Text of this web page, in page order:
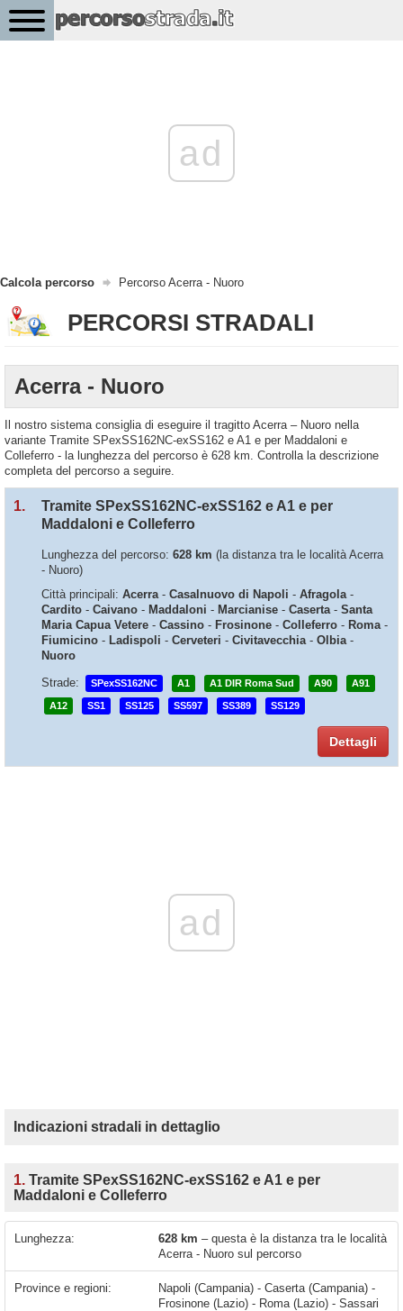
ad
Calcola percorso Percorso Acerra - Nuoro
PERCORSI STRADALI
Acerra - Nuoro
Il nostro sistema consiglia di eseguire il tragitto Acerra – Nuoro nella
variante Tramite SPexSS162NC-exSS162 e A1 e per Maddaloni e
Colleferro - la lunghezza del percorso è 628 km. Controlla la descrizione
completa del percorso a seguire.
1.
Tramite SPexSS162NC-exSS162 e A1 e per
Maddaloni e Colleferro
Lunghezza del percorso: 628 km (la distanza tra le località Acerra
- Nuoro)
Città principali: Acerra- Casalnuovo di Napoli - Afragola-
Cardito - Caivano - Maddaloni - Marcianise - Caserta- Santa
Maria Capua Vetere - Cassino - Frosinone - Colleferro - Roma-
Fiumicino - Ladispoli - Cerveteri - Civitavecchia- Olbia-
Nuoro
Strade:
SPexSS162NC A1 A1 DIR Roma Sud A90 A91
A12 SS1 SS125 SS597 SS389 SS129
Dettagli
ad
Indicazioni stradali in dettaglio
1. Tramite SPexSS162NC-exSS162 e A1 e per
Maddaloni e Colleferro
Lunghezza: 628 km – questa è la distanza tra le località
Acerra - Nuoro sul percorso
Province e regioni:
Napoli (Campania) - Caserta (Campania) -
Frosinone (Lazio) - Roma (Lazio) - Sassari